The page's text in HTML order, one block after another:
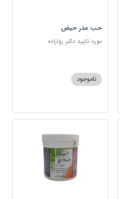
حب مدر حیض
مورد تایید دکتر روازاده
ناموجود